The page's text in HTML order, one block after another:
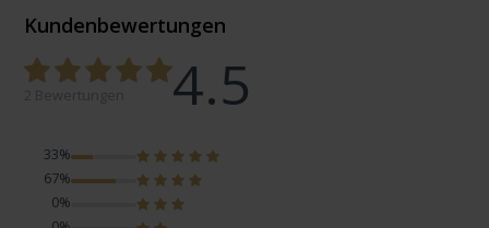
Kundenbewertungen
4.5
33%
67%
0%